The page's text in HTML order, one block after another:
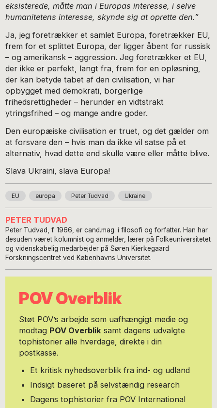
eksisterede, måtte man i Europas interesse, i selve
humanitetens interesse, skynde sig at oprette den.”
Ja, jeg foretrækker et samlet Europa, foretrækker EU,
frem for et splittet Europa, der ligger åbent for russisk
– og amerikansk – aggression. Jeg foretrækker et EU,
der ikke er perfekt, langt fra, frem for en opløsning,
der kan betyde tabet af den civilisation, vi har
opbygget med demokrati, borgerlige
frihedsrettigheder – herunder en vidtstrakt
ytringsfrihed – og mange andre goder.
Den europæiske civilisation er truet, og det gælder om
at forsvare den – hvis man da ikke vil satse på et
alternativ, hvad dette end skulle være eller måtte blive.
Slava Ukraini, slava Europa!
EU europa Peter Tudvad Ukraine
PETER TUDVAD
Peter Tudvad, f. 1966, er cand.mag. i filosofi og forfatter. Han har
desuden været kolumnist og anmelder, lærer på Folkeuniversitetet
og videnskabelig medarbejder på Søren Kierkegaard
Forskningscentret ved Københavns Universitet.
POV Overblik
Støt POV’s arbejde som uafhængigt medie og
modtag POV Overblik samt dagens udvalgte
tophistorier alle hverdage, direkte i din
postkasse.
Et kritisk nyhedsoverblik fra ind- og udland
Indsigt baseret på selvstændig research
Dagens tophistorier fra POV International